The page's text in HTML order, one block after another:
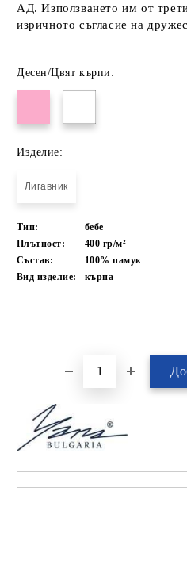
АД. Използването им от
изричното съгласие на
Десен/Цвят кърпи:
Изделие:
Лигавник
Тип:
бебе
Плътност:
400 гр/м²
Състав:
100% памук
Вид изделие:
кърпа